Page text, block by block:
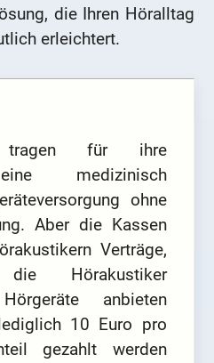
die Ihren Höralltag
erleichtert.
tragen für ihre
medizinisch
ohne
Aber die Kassen
Verträge,
Hörakustiker
anbieten
10 Euro pro
gezahlt werden